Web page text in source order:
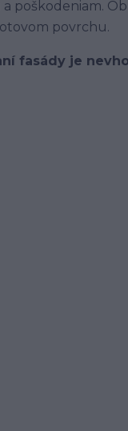
poškodeniam.
povrchu.
fasády je